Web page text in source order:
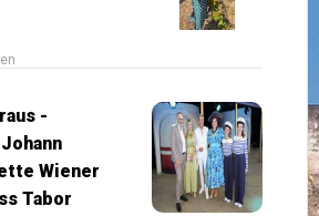
-
Wiener
Tabor